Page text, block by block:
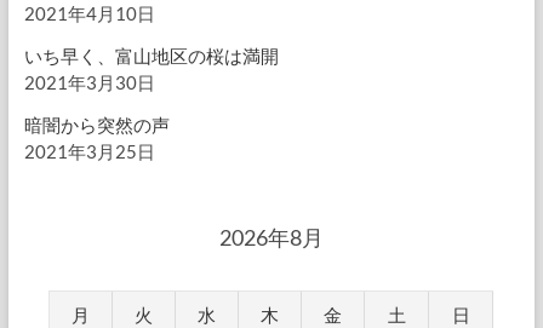
2021年4月10日
いち早く、富山地区の桜は満開
2021年3月30日
暗闇から突然の声
2021年3月25日
2026年8月
月 火 水 木 金 土 日